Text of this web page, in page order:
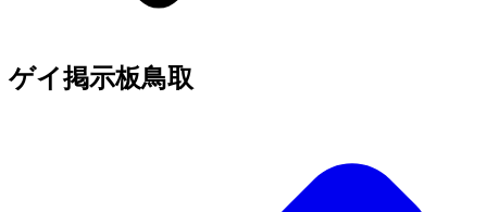
ゲイ掲示板鳥取